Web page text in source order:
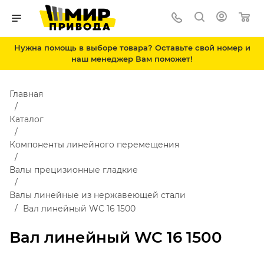
Нужна помощь в выборе товара? Оставьте свой номер и
наш менеджер Вам поможет!
Вал линейный WC 16 1500
Главная
Каталог
Компоненты линейного перемещения
Валы прецизионные гладкие
Валы линейные из нержавеющей стали
Вал линейный WC 16 1500